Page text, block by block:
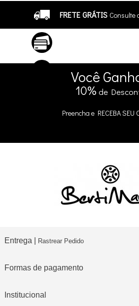
FRETE GRÁTIS Consulte
5% DE DESCONTO no
Você
10% de
Preencha e RECEBA SEU
Entrega | Rastrear Pedido
Formas de pagamento
Institucional